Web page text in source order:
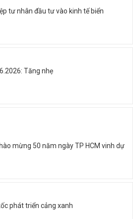
tư nhân đầu tư vào kinh tế biển
Tăng nhẹ
mừng 50 năm ngày TP HCM vinh dự
phát triển cảng xanh